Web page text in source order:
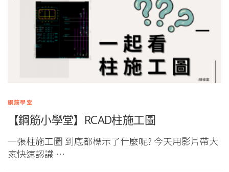
鋼筋學堂
【鋼筋小學堂】RCAD柱施工圖
一張柱施工圖 到底都標示了什麼呢? 今天用影片帶大
家快速認識 …